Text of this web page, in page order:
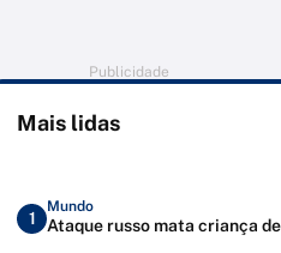
Publicidade
Mais lidas
1
Mundo
Ataque russo mata criança